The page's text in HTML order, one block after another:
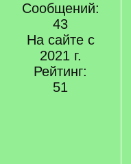
Сообщений:
43
На сайте с
2021 г.
Рейтинг:
51